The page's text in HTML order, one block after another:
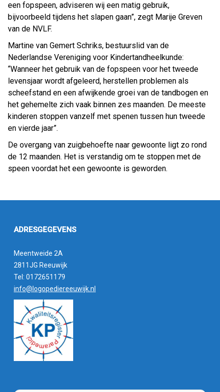
een fopspeen, adviseren wij een matig gebruik,
bijvoorbeeld tijdens het slapen gaan”, zegt Marije Greven
van de NVLF.
Martine van Gemert Schriks, bestuurslid van de
Nederlandse Vereniging voor Kindertandheelkunde:
“Wanneer het gebruik van de fopspeen voor het tweede
levensjaar wordt afgeleerd, herstellen problemen als
scheefstand en een afwijkende groei van de tandbogen en
het gehemelte zich vaak binnen zes maanden. De meeste
kinderen stoppen vanzelf met spenen tussen hun tweede
en vierde jaar”.
De overgang van zuigbehoefte naar gewoonte ligt zo rond
de 12 maanden. Het is verstandig om te stoppen met de
speen voordat het een gewoonte is geworden.
ADRESGEGEVENS
Meentweide 2A
2811JG Reeuwijk
Tel: 0172651179
info@logopediereeuwijk.nl